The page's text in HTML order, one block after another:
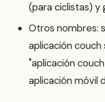
(para ciclistas) y
Otros nombres:
aplicación
"aplicación
aplicación móvil